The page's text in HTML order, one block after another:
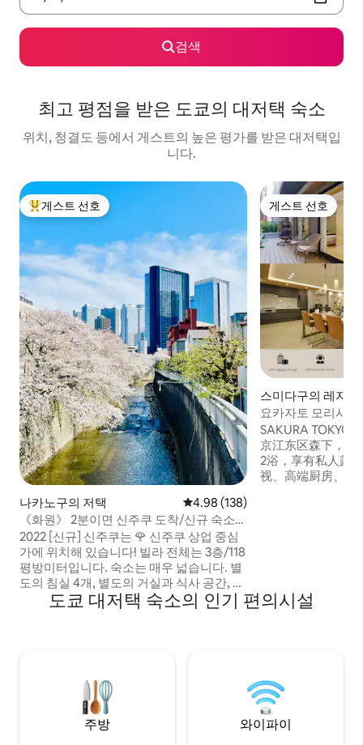
검색
최고 평점을 받은 도쿄의 대저택 숙소
위치, 청결도 등에서 게스트의 높은 평가를 받은 대저택입
니다.
상위 게스트 선호
게스트 선호
나카노구의 저택 평점 4.98점(5점 만점), 후기 138
4.98 (138)
《화원》 2분이면 신주쿠 도착/신규 숙소
2️⃣️ 할인 [신주쿠에서 드문 강변 전망과 벚꽃
을 즐길 수 있는 고급 단독 주택] 넓고 편안
함/신주쿠/시부야 도심 상업 지구
2022 [신규] 신주쿠는 🌹 신주쿠 상업 중심
가에 위치해 있습니다! 빌라 전체는 3층/118
평방미터입니다. 숙소는 매우 넓습니다. 별
도의 침실 4개, 별도의 거실과 식사 공간, 별
도의 화장실 4개, 별도의 욕실 3개가 있습니
다. 숙소 전체가 남향이며 가림이 없습니다.
동 식기세척기/직접 마시는 냉온정수기/에
어컨/신선한 공기 시스템/바닥 난방/공기
청정기/5G 무료 초고속 와이파이/75인치
게스트 선호
게스트 선호
스미다구의 레지던
요카자토 모리시타
가능 | 신주쿠, 아
통 | 평면층 135㎡
SAKURA
京江东区森下，面
2浴，享有私人露
视、高端厨房、
餐厅，我们有专
队，为您提供奢
Wedgwood
· 2卫2浴 · 最大容
约。 【户型】 房
도쿄 대저택 숙소의 인기 편의시설
주방 와이파이